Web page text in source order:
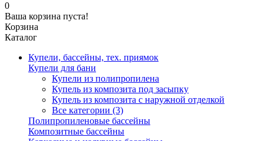
0
Ваша корзина пуста!
Корзина
Каталог
Купели, бассейны, тех. приямок
Купели для бани
Купели из полипропилена
Купель из композита под засыпку
Купель из композита с наружной отделкой
Все категории (3)
Полипропиленовые бассейны
Композитные бассейны